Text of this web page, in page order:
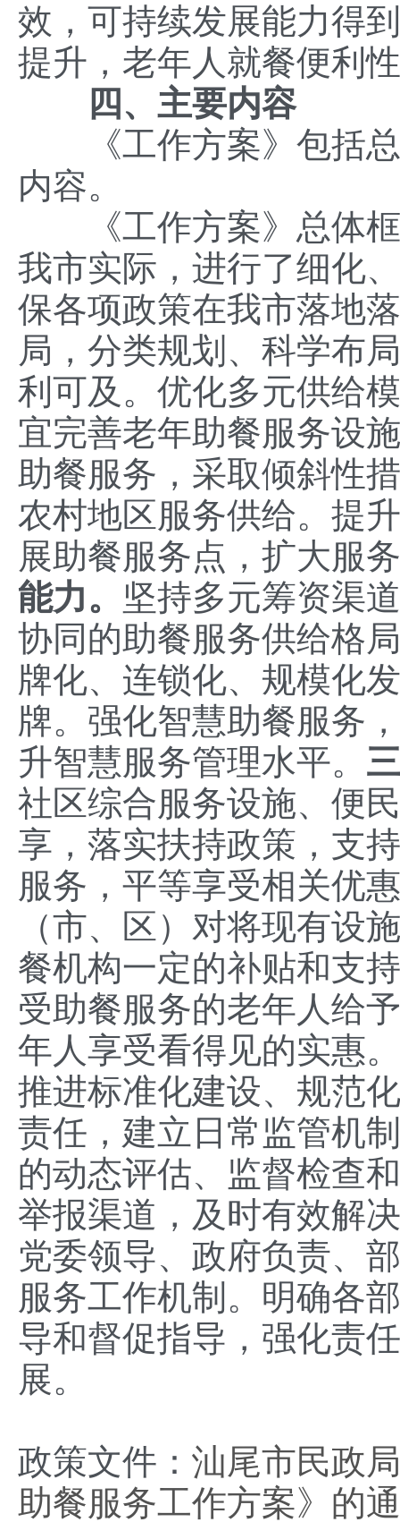
效，可持续发展能力得
提升，老年人就餐便利
四、主要内容
《工作方案》包括总
内容。
《工作方案》总体框
我市实际，进行了细化
保各项政策在我市落地
局，分类规划、科学布
利可及。优化多元供给
宜完善老年助餐服务设
助餐服务，采取倾斜性
农村地区服务供给。提
展助餐服务点，扩大服
能力。 坚持多元筹资渠
协同的助餐服务供给格
牌化、连锁化、规模化
牌。强化智慧助餐服务
升智慧服务管理水平。
社区综合服务设施、便
享，落实扶持政策，支
服务，平等享受相关优
（市、区）对将现有设
餐机构一定的补贴和支
受助餐服务的老年人给
年人享受看得见的实惠
推进标准化建设、规范
责任，建立日常监管机
的动态评估、监督检查
举报渠道，及时有效解
党委领导、政府负责、
服务工作机制。明确各
导和督促指导，强化责
展。
政策文件： 汕尾市民政
助餐服务工作方案》的